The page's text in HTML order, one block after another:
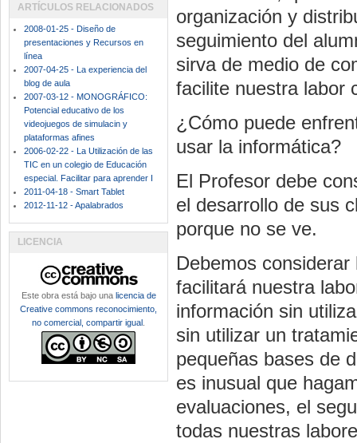
organización y
seguimiento del
sirva de medio de
facilite nuestra labor
¿Cómo puede
usar la informática?
El Profesor debe
el desarrollo de sus
porque no se ve.
Debemos
facilitará nuestra
información sin
sin utilizar un
pequeñas bases de
es inusual que
evaluaciones, el
todas nuestras
ARTÍCULOS RELACIONADOS
2008-01-25 - Diseño de
presentaciones y Recursos en
línea
2007-04-25 - La experiencia del
blog de aula
2007-03-12 - MONOGRÁFICO:
Potencial educativo de los
videojuegos de simulacin y
plataformas afines
2006-02-22 - La Utilización de las
TIC en un colegio de Educación
especial. Facilitar para aprender I
2011-04-18 - Smart Tablet
2012-11-12 - Apalabrados
LICENCIA
Este obra está bajo una licencia de
Creative commons reconocimiento,
no comercial, compartir igual